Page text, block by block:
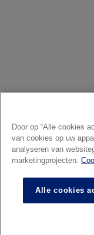
Door op “Alle cookies
van cookies op uw
analyseren van
marketingprojecten.
Alle cookies